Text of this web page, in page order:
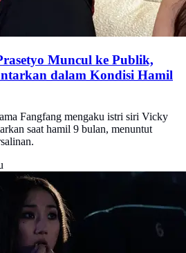
Muncul ke Publik,
dalam Kondisi Hamil
Fangfang mengaku istri siri Vicky
saat hamil 9 bulan, menuntut